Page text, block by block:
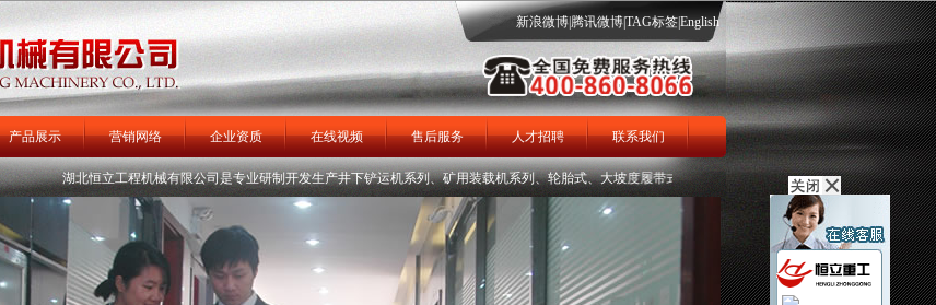
新浪微博| 腾讯微博|TAG标签|English
产品展示 营销网络 企业资质 在线视频 售后服务 人才招聘 联系我们
矿用装载机 矿车 运矿卡车 掘进机 轮式扒渣机 履带扒渣机 在线留言
湖北恒立工程机械有限公司是专业研制开发生产井下铲运机系列、矿用装载机系列、轮胎式、大坡度履带式矿用扒渣机系列、全液压掘进钻车系列、曲轨